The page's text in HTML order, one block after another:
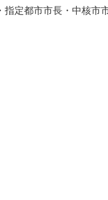
定都市市長・中核